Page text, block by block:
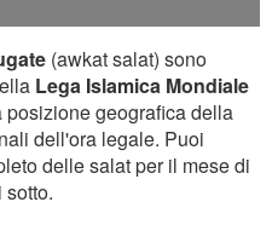
(awkat salat) sono
Lega Islamica Mondiale
geografica della
dell'ora legale. Puoi
delle salat per il mese di